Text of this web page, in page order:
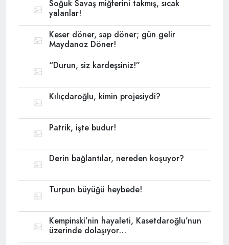
Soğuk Savaş miğferini takmış, sıcak
yalanlar!
Keser döner, sap döner; gün gelir
Maydanoz Döner!
“Durun, siz kardeşsiniz!”
Kılıçdaroğlu, kimin projesiydi?
Patrik, işte budur!
Derin bağlantılar, nereden koşuyor?
Turpun büyüğü heybede!
Kempinski’nin hayaleti, Kasetdaroğlu’nun
üzerinde dolaşıyor…